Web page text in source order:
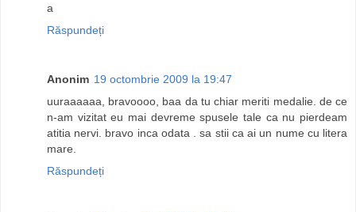
a
Răspundeți
Anonim 19 octombrie 2009 la 19:47
uuraaaaaa, bravoooo, baa da tu chiar meriti medalie. de ce
n-am vizitat eu mai devreme spusele tale ca nu pierdeam
atitia nervi. bravo inca odata . sa stii ca ai un nume cu litera
mare.
Răspundeți